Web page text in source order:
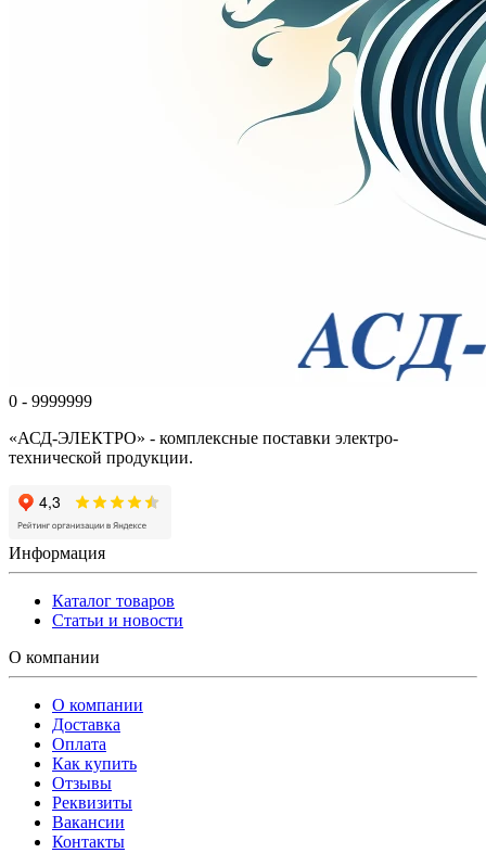
0 - 9999999
«АСД-ЭЛЕКТРО» - комплексные поставки электро-
технической продукции.
Информация
Каталог товаров
Статьи и новости
О компании
О компании
Доставка
Оплата
Как купить
Отзывы
Реквизиты
Вакансии
Контакты